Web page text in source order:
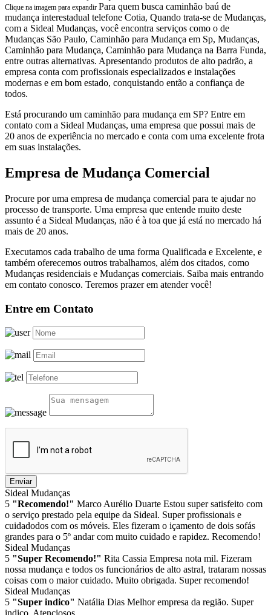
Clique na imagem para expandir Para quem busca caminhão baú de
mudança interestadual telefone Cotia, Quando trata-se de Mudanças,
com a Sideal Mudanças, você encontra serviços como o de
Mudanças São Paulo, Caminhão para Mudança em Sp, Mudanças,
Caminhão para Mudança, Caminhão para Mudança na Barra Funda,
entre outras alternativas. Apresentando produtos de alto padrão, a
empresa conta com profissionais especializados e instalações
modernas e em bom estado, conquistando então a confiança de
todos.
Está procurando um caminhão para mudança em SP? Entre em
contato com a Sideal Mudanças, uma empresa que possui mais de
20 anos de experiência no mercado e conta com uma excelente frota
em suas instalações.
Empresa de Mudança Comercial
Procure por uma empresa de mudança comercial para te ajudar no
processo de transporte. Uma empresa que entende muito deste
assunto é a Sideal Mudanças, não é à toa que já está no mercado há
mais de 20 anos.
Executamos cada trabalho de uma forma Qualificada e Excelente, e
também oferecemos outros trabalhamos, além dos citados, como
Mudanças residenciais e Mudanças comerciais. Saiba mais entrando
em contato conosco. Teremos prazer em atender você!
Entre em Contato
Enviar
Sideal Mudanças
5 "Recomendo!" Marco Aurélio Duarte Estou super satisfeito com
o serviço prestado pela equipe da Sideal. Super profissionais e
cuidadodos com os móveis. Eles fizeram o içamento de dois sofás
grandes para o 5º andar com muito cuidado e rapidez. Recomendo!
Sideal Mudanças
5 "Super Recomendo!" Rita Cassia Empresa nota mil. Fizeram
nossa mudança e todos os funcionários de alto astral, trataram nossas
coisas com o maior cuidado. Muito obrigada. Super recomendo!
Sideal Mudanças
5 "Super indico" Natália Dias Melhor empresa da região. Super